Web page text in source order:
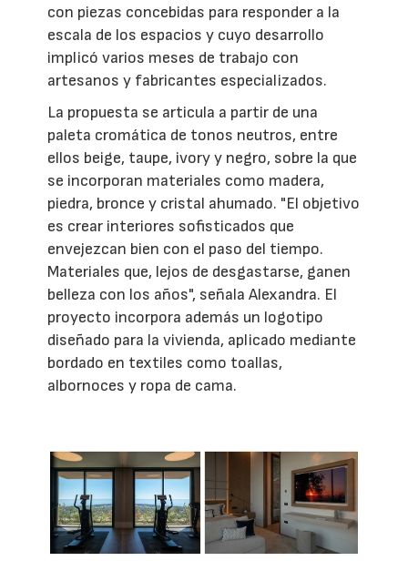
con piezas concebidas para responder a la
escala de los espacios y cuyo desarrollo
implicó varios meses de trabajo con
artesanos y fabricantes especializados.
La propuesta se articula a partir de una
paleta cromática de tonos neutros, entre
ellos beige, taupe, ivory y negro, sobre la que
se incorporan materiales como madera,
piedra, bronce y cristal ahumado. "El objetivo
es crear interiores sofisticados que
envejezcan bien con el paso del tiempo.
Materiales que, lejos de desgastarse, ganen
belleza con los años", señala Alexandra. El
proyecto incorpora además un logotipo
diseñado para la vivienda, aplicado mediante
bordado en textiles como toallas,
albornoces y ropa de cama.